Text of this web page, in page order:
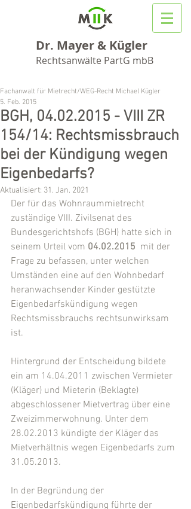
Dr. Mayer & Kügler
Rechtsanwälte PartG mbB
BGH, 04.02.2015 - VIII ZR
154/14: Rechtsmissbrauch
bei der Kündigung wegen
Eigenbedarfs?
Fachanwalt für Mietrecht/WEG-Recht Michael Kügler
5. Feb. 2015
Aktualisiert: 31. Jan. 2021
Der für das Wohnraummietrecht
zuständige VIII. Zivilsenat des
Bundesgerichtshofs (BGH) hatte sich in
seinem Urteil vom 04.02.2015
  mit der
Frage zu befassen, unter welchen
Umständen eine auf den Wohnbedarf
heranwachsender Kinder gestützte
Eigenbedarfskündigung wegen
Rechtsmissbrauchs rechtsunwirksam
ist.
Hintergrund der Entscheidung bildete
ein am 14.04.2011 zwischen Vermieter
(Kläger) und Mieterin (Beklagte)
abgeschlossener Mietvertrag über eine
Zweizimmerwohnung. Unter dem
28.02.2013 kündigte der Kläger das
Mietverhältnis wegen Eigenbedarfs zum
31.05.2013.
In der Begründung der
Eigenbedarfskündigung führte der